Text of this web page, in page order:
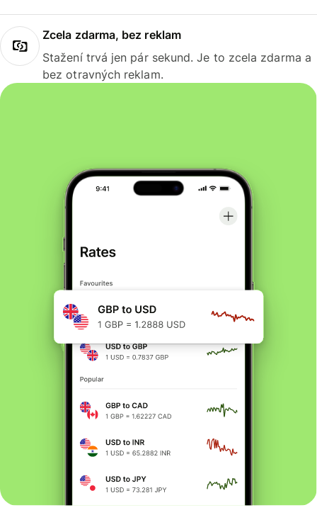
Zcela zdarma, bez reklam
Stažení trvá jen pár sekund. Je to zcela zdarma a
bez otravných reklam.